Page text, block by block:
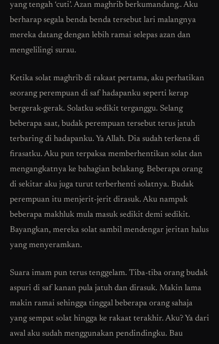
yang tengah ‘cuti’. Azan maghrib berkumandang.. Aku
berharap segala benda benda tersebut lari malangnya
mereka datang dengan lebih ramai selepas azan dan
mengelilingi surau.
Ketika solat maghrib di rakaat pertama, aku perhatikan
seorang perempuan di saf hadapanku seperti kerap
bergerak-gerak. Solatku sedikit terganggu. Selang
beberapa saat, budak perempuan tersebut terus jatuh
terbaring di hadapanku. Ya Allah. Dia sudah terkena di
firasatku. Aku pun terpaksa memberhentikan solat dan
mengangkatnya ke bahagian belakang. Beberapa orang
di sekitar aku juga turut terberhenti solatnya. Budak
perempuan itu menjerit-jerit dirasuk. Aku nampak
beberapa makhluk mula masuk sedikit demi sedikit.
Bayangkan, mereka solat sambil mendengar jeritan halus
yang menyeramkan.
Suara imam pun terus tenggelam. Tiba-tiba orang budak
aspuri di saf kanan pula jatuh dan dirasuk. Makin lama
makin ramai sehingga tinggal beberapa orang sahaja
yang sempat solat hingga ke rakaat terakhir. Aku? Ya dari
awal aku sudah menggunakan pendindingku. Bau